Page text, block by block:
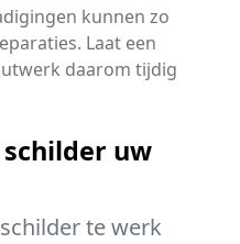
kunnen zo
Laat een
daarom tijdig
uw
te werk